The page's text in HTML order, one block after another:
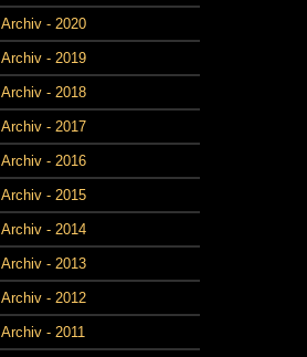
Archiv - 2020
Archiv - 2019
Archiv - 2018
Archiv - 2017
Archiv - 2016
Archiv - 2015
Archiv - 2014
Archiv - 2013
Archiv - 2012
Archiv - 2011